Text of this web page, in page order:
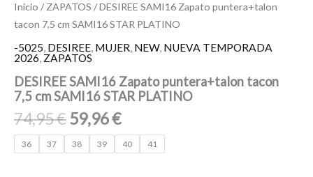
Inicio /ZAPATOS / DESIREE SAMI16 Zapato puntera+talon
tacon 7,5 cm SAMI16 STAR PLATINO
-5025, DESIREE, MUJER, NEW, NUEVA TEMPORADA
2026, ZAPATOS
DESIREE SAMI16 Zapato puntera+talon tacon
7,5 cm SAMI16 STAR PLATINO
74,95€59,96€
36 37 38 39 40 41